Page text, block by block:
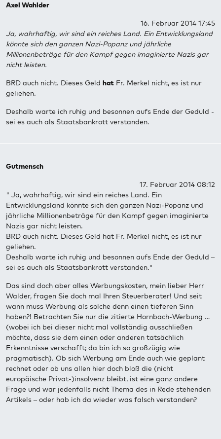
Axel Wahlder
16. Februar 2014 17:45
Ja, wahrhaftig, wir sind ein reiches Land. Ein Entwicklungsland
könnte sich den ganzen Nazi-Popanz und jährliche
Millionenbeträge für den Kampf gegen imaginierte Nazis gar
nicht leisten.
BRD auch nicht. Dieses Geld hat Fr. Merkel nicht, es ist nur
geliehen.
Deshalb warte ich ruhig und besonnen aufs Ende der Geduld -
sei es auch als Staatsbankrott verstanden.
Gutmensch
17. Februar 2014 08:12
" Ja, wahrhaftig, wir sind ein reiches Land. Ein
Entwicklungsland könnte sich den ganzen Nazi-Popanz und
jährliche Millionenbeträge für den Kampf gegen imaginierte
Nazis gar nicht leisten.
BRD auch nicht. Dieses Geld hat Fr. Merkel nicht, es ist nur
geliehen.
Deshalb warte ich ruhig und besonnen aufs Ende der Geduld –
sei es auch als Staatsbankrott verstanden."
Das sind doch aber alles Werbungskosten, mein lieber Herr
Walder, fragen Sie doch mal Ihren Steuerberater! Und seit
wann muss Werbung als solche denn einen tieferen Sinn
haben?! Betrachten Sie nur die zitierte Hornbach-Werbung …
(wobei ich bei dieser nicht mal vollständig ausschließen
möchte, dass sie dem einen oder anderen tatsächlich
Erkenntnisse verschafft; da bin ich so großzügig wie
pragmatisch). Ob sich Werbung am Ende auch wie geplant
rechnet oder ob uns allen hier doch bloß die (nicht
europäische Privat-)insolvenz bleibt, ist eine ganz andere
Frage und war jedenfalls nicht Thema des in Rede stehenden
Artikels – oder hab ich da wieder was falsch verstanden?